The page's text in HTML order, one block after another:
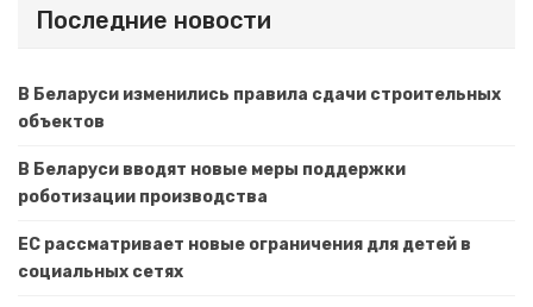
Последние новости
В Беларуси изменились правила сдачи строительных
объектов
В Беларуси вводят новые меры поддержки
роботизации производства
ЕС рассматривает новые ограничения для детей в
социальных сетях